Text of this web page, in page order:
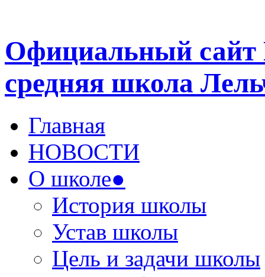
Официальный
средняя школа
Главная
НОВОСТИ
О школе●
История школы
Устав школы
Цель и задачи школы